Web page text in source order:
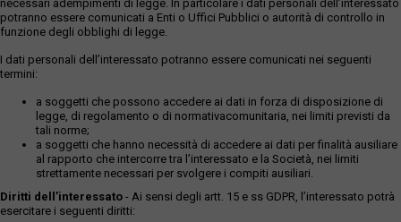
necessari adempimenti di legge. In particolare i dati personali dell’interessato
potranno essere comunicati a Enti o Uffici Pubblici o autorità di controllo in
funzione degli obblighi di legge.
I dati personali dell’interessato potranno essere comunicati nei seguenti
termini:
a soggetti che possono accedere ai dati in forza di disposizione di
legge, di regolamento o di normativacomunitaria, nei limiti previsti da
tali norme;
a soggetti che hanno necessità di accedere ai dati per finalità ausiliare
al rapporto che intercorre tra l’interessato e la Società, nei limiti
strettamente necessari per svolgere i compiti ausiliari.
Diritti dell’interessato - Ai sensi degli artt. 15 e ss GDPR, l’interessato potrà
esercitare i seguenti diritti: